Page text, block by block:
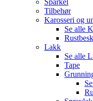
Tilbehør
Karosseri og
Se alle
Lakk
Se alle
Tape